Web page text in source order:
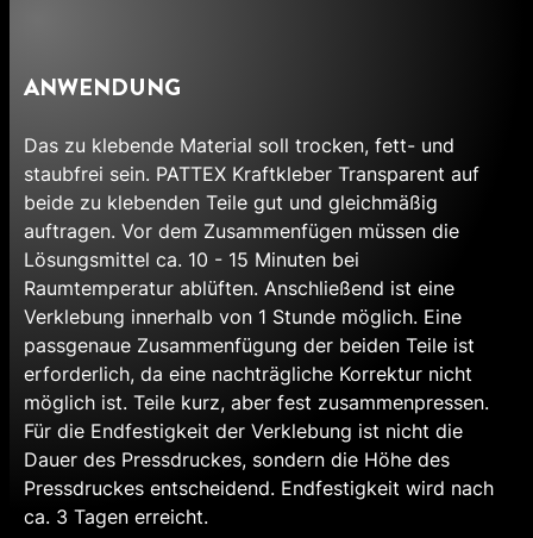
ANWENDUNG
Das zu klebende Material soll trocken, fett- und
staubfrei sein. PATTEX Kraftkleber Transparent auf
beide zu klebenden Teile gut und gleichmäßig
auftragen. Vor dem Zusammenfügen müssen die
Lösungsmittel ca. 10 - 15 Minuten bei
Raumtemperatur ablüften. Anschließend ist eine
Verklebung innerhalb von 1 Stunde möglich. Eine
passgenaue Zusammenfügung der beiden Teile ist
erforderlich, da eine nachträgliche Korrektur nicht
möglich ist. Teile kurz, aber fest zusammenpressen.
Für die Endfestigkeit der Verklebung ist nicht die
Dauer des Pressdruckes, sondern die Höhe des
Pressdruckes entscheidend. Endfestigkeit wird nach
ca. 3 Tagen erreicht.